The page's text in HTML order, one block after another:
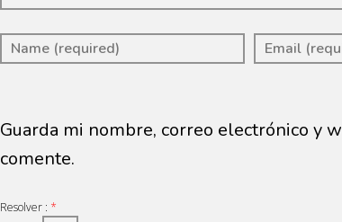
Guarda mi nombre, correo electrónico y
comente.
Resolver : *